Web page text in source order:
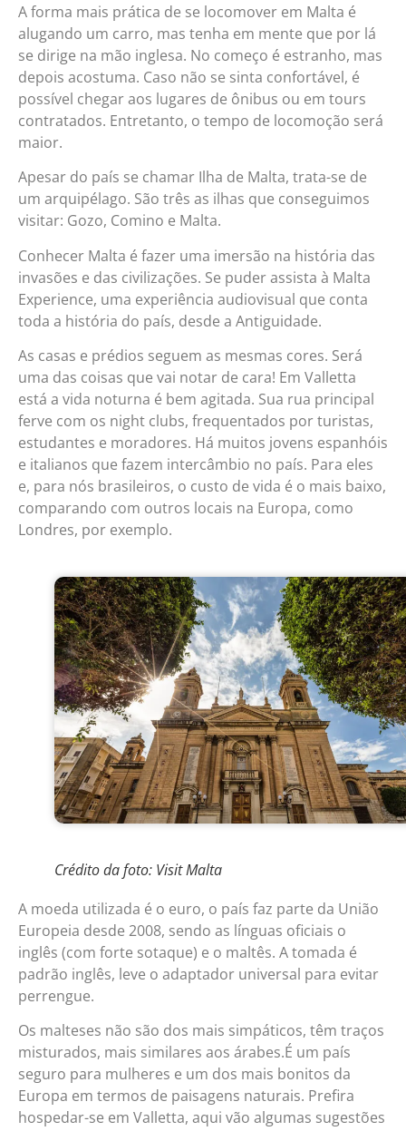
A forma mais prática de se locomover em Malta é
alugando um carro, mas tenha em mente que por lá
se dirige na mão inglesa. No começo é estranho, mas
depois acostuma. Caso não se sinta confortável, é
possível chegar aos lugares de ônibus ou em tours
contratados. Entretanto, o tempo de locomoção será
maior.
Apesar do país se chamar Ilha de Malta, trata-se de
um arquipélago. São três as ilhas que conseguimos
visitar: Gozo, Comino e Malta.
Conhecer Malta é fazer uma imersão na história das
invasões e das civilizações. Se puder assista à Malta
Experience, uma experiência audiovisual que conta
toda a história do país, desde a Antiguidade.
As casas e prédios seguem as mesmas cores. Será
uma das coisas que vai notar de cara! Em Valletta
está a vida noturna é bem agitada. Sua rua principal
ferve com os night clubs, frequentados por turistas,
estudantes e moradores. Há muitos jovens espanhóis
e italianos que fazem intercâmbio no país. Para eles
e, para nós brasileiros, o custo de vida é o mais baixo,
comparando com outros locais na Europa, como
Londres, por exemplo.
Crédito da foto: Visit Malta
A moeda utilizada é o euro, o país faz parte da União
Europeia desde 2008, sendo as línguas oficiais o
inglês (com forte sotaque) e o maltês. A tomada é
padrão inglês, leve o adaptador universal para evitar
perrengue.
Os malteses não são dos mais simpáticos, têm traços
misturados, mais similares aos árabes.É um país
seguro para mulheres e um dos mais bonitos da
Europa em termos de paisagens naturais. Prefira
hospedar-se em Valletta, aqui vão algumas sugestões